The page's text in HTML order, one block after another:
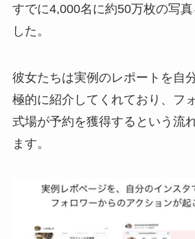
すでに4,000名に約50万枚の写
した。
彼女たちは実例のレポートを自
極的に紹介してくれており、フ
式場が予約を獲得するという流
ます。